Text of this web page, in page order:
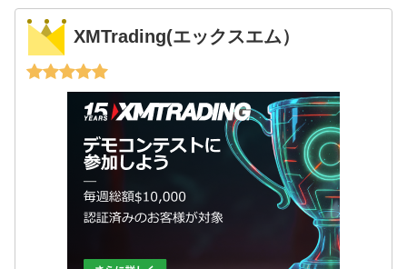
XMTrading(エックスエム）